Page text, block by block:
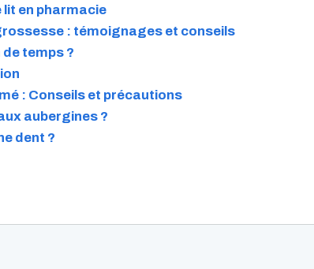
en pharmacie
: témoignages et conseils
temps ?
: Conseils et précautions
aubergines ?
dent ?